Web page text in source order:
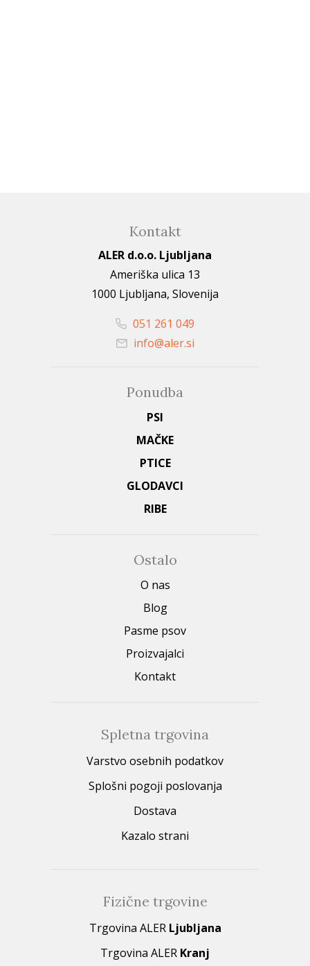
Kontakt
ALER d.o.o. Ljubljana
Ameriška ulica 13
1000 Ljubljana, Slovenija
051 261 049
info@aler.si
Ponudba
PSI
MAČKE
PTICE
GLODAVCI
RIBE
Ostalo
O nas
Blog
Pasme psov
Proizvajalci
Kontakt
Spletna trgovina
Varstvo osebnih podatkov
Splošni pogoji poslovanja
Dostava
Kazalo strani
Fizične trgovine
Trgovina ALER Ljubljana
Trgovina ALER Kranj